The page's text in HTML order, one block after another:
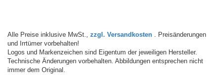
Alle Preise inklusive MwSt., zzgl. Versandkosten . Preisänderungen
und Irrtümer vorbehalten!
Logos und Markenzeichen sind Eigentum der jeweiligen Hersteller.
Technische Änderungen vorbehalten. Abbildungen entsprechen nicht
immer dem Original.